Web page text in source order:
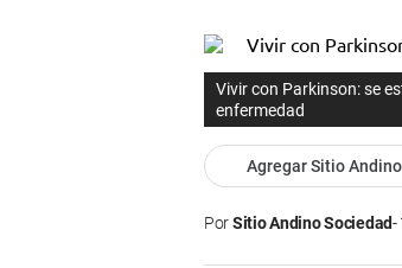
Vivir con Parkinson: se
enfermedad
Agregar Sitio
PorSitio Andino Sociedad